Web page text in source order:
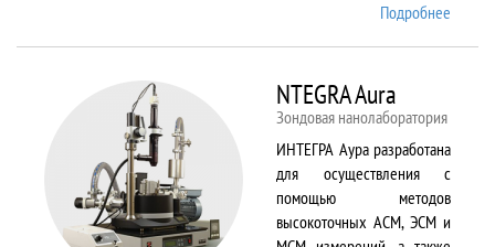
Подробнее
NTEGRA Aura
Зондовая нанолаборатория
ИНТЕГРА Аура разработана
для осуществления с
помощью методов
высокоточных АСМ, ЭСМ и